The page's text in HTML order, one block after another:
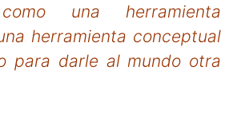
una herramienta
herramienta conceptual
para darle al mundo otra